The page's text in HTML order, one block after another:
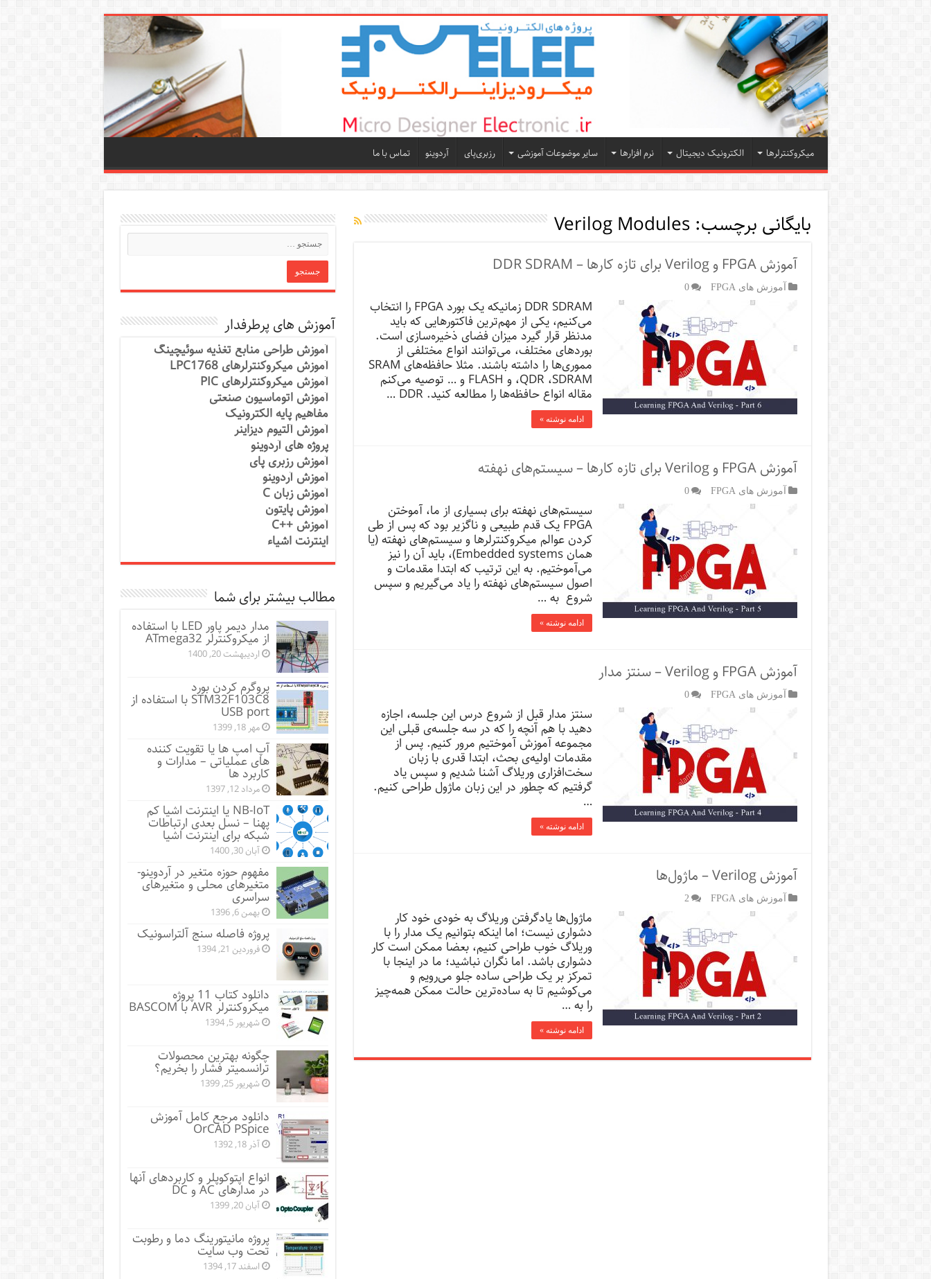
میکروکنترلرها الکترونیک دیجیتال نرم افزارها سایر موضوعات آموزشی رزبری‌پای آردوینو تماس با ما
بایگانی برچسب:Verilog Modules
آموزش FPGA و Verilog برای تازه کارها – DDR SDRAM
آموزش های FPGA 0
DDR SDRAM زمانیکه یک بورد FPGA را انتخاب
می‌کنیم، یکی از مهم‌ترین فاکتورهایی که باید
مدنظر قرار گیرد میزان فضای ذخیره‌سازی است.
بوردهای مختلف، می‌توانند انواع مختلفی از
مموری‌ها را داشته باشند. مثلا حافظه‌های SRAM
،QDR ،SDRAM و FLASH و … توصیه می‌کنم
مقاله انواع حافظه‌ها را مطالعه کنید. DDR …
ادامه نوشته »
آموزش FPGA و Verilog برای تازه کارها – سیستم‌‌های نهفته
آموزش های FPGA 0
سیستم‌‌های نهفته برای بسیاری از ما، آموختن
FPGA یک قدم طبیعی و ناگزیر بود که پس از طی
کردن عوالم میکروکنترلرها و سیستم‌های نهفته (یا
همان Embedded systems)، باید آن را نیز
می‌آموختیم. به این ترتیب که ابتدا مقدمات و
اصول سیستم‌های نهفته را یاد می‌گیریم و سپس
شروع به …
ادامه نوشته »
آموزش FPGA و Verilog – سنتز مدار
آموزش های FPGA 0
سنتز مدار قبل از شروع درس این جلسه، اجازه
دهید با هم آنچه را که در سه جلسه‌ی قبلی این
مجموعه آموزش آموختیم مرور کنیم. پس از
مقدمات اولیه‌ی بحث، ابتدا قدری با زبان
سخت‌افزاری وریلاگ آشنا شدیم و سپس یاد
گرفتیم که چطور در این زبان ماژول طراحی کنیم.
…
ادامه نوشته »
آموزش Verilog – ماژول‌ها
آموزش های FPGA 2
ماژول‌ها یادگرفتن وریلاگ به خودی خود کار
دشواری نیست؛ اما اینکه بتوانیم یک مدار را با
وریلاگ خوب طراحی کنیم، بعضا ممکن است کار
دشواری باشد. اما نگران نباشید؛ ما در اینجا با
تمرکز بر یک طراحی ساده جلو می‌ر‌ویم و
می‌کوشیم تا به ساده‌ترین حالت ممکن همه‌چیز
را به …
ادامه نوشته »
آموزش های پرطرفدار
آموزش طراحی منابع تغذیه سوئیچینگ
آموزش میکروکنترلرهای LPC1768
آموزش میکروکنترلرهای PIC
آموزش اتوماسیون صنعتی
مفاهیم پایه الکترونیک
آموزش آلتیوم دیزاینر
پروژه های آردوینو
آموزش رزبری پای
آموزش آردوینو
آموزش زبان C
آموزش پایتون
آموزش ++C
اینترنت اشیاء
مطالب بیشتر برای شما
مدار دیمر پاور LED با استفاده
از میکروکنترلر ATmega32
اردیبهشت 20, 1400
پروگرم کردن بورد
STM32F103C8 با استفاده از
USB port
مهر 18, 1399
آپ امپ ها یا تقویت کننده
های عملیاتی – مدارات و
کاربرد ها
مرداد 12, 1397
NB-IoT یا اینترنت اشیا کم
پهنا – نسل بعدی ارتباطات
شبکه برای اینترنت اشیا
آبان 30, 1400
مفهوم حوزه متغیر در آردوینو-
متغیرهای محلی و متغیرهای
سراسری
بهمن 6, 1396
پروژه فاصله سنج آلتراسونیک
فروردین 21, 1394
دانلود کتاب 11 پروژه
میکروکنترلر AVR با BASCOM
شهریور 5, 1394
چگونه بهترین محصولات
ترانسمیتر فشار را بخریم؟
شهریور 25, 1399
دانلود مرجع کامل آموزش
OrCAD PSpice
آذر 18, 1392
انواع اپتوکوپلر و کاربردهای آنها
در مدارهای AC و DC
آبان 20, 1399
پروژه مانيتورينگ دما و رطوبت
تحت وب سایت
اسفند 17, 1394